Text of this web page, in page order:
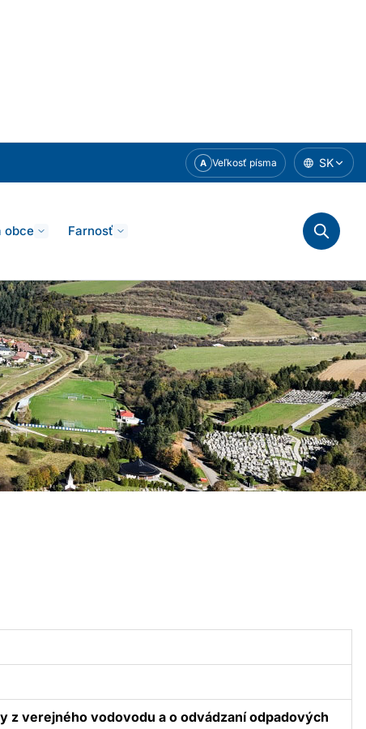
A Veľkosť písma SK
obce Farnosť
z verejného vodovodu a o odvádzaní odpadových